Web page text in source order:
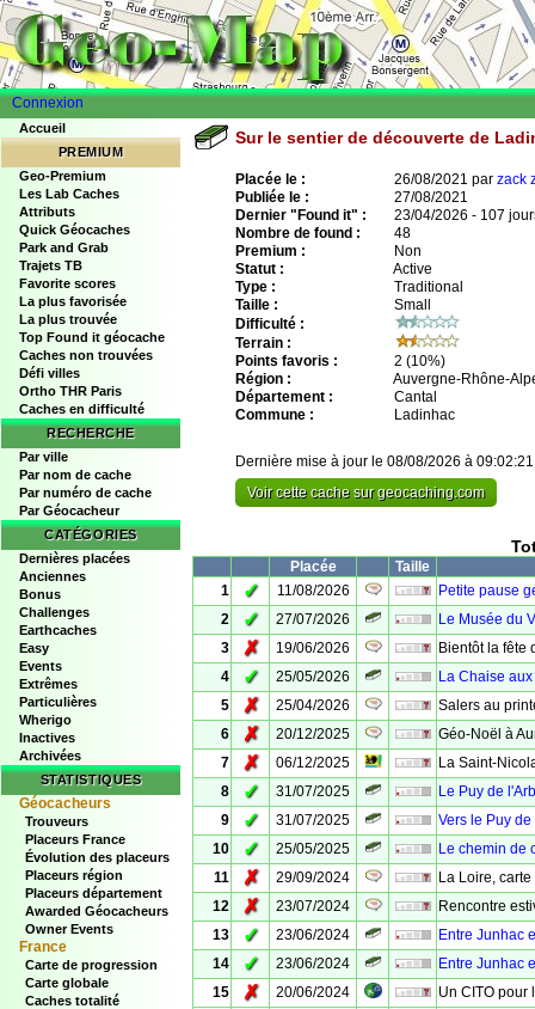
Connexion
Accueil
PREMIUM
Geo-Premium
Les Lab Caches
Attributs
Quick Géocaches
Park and Grab
Trajets TB
Favorite scores
La plus favorisée
La plus trouvée
Top Found it géocache
Caches non trouvées
Défi villes
Ortho THR Paris
Caches en difficulté
RECHERCHE
Par ville
Par nom de cache
Par numéro de cache
Par Géocacheur
CATÉGORIES
Dernières placées
Anciennes
Bonus
Challenges
Earthcaches
Easy
Events
Extrêmes
Particulières
Wherigo
Inactives
Archivées
STATISTIQUES
Géocacheurs
Trouveurs
Placeurs France
Évolution des placeurs
Placeurs région
Placeurs département
Awarded Géocacheurs
Owner Events
France
Carte de progression
Carte globale
Caches totalité
Sur le sentier de découverte de
Placée le : 26/08/2021 par zack
Publiée le :
27/08/2021
Dernier "Found it" :
23/04/2026 - 107
Nombre de found :
48
Premium :
Non
Statut :
Active
Type :
Traditional
Taille :
Small
Difficulté :
Terrain :
Points favoris :
2 (10%)
Région :
Auvergne-Rhône-
Département :
Cantal
Commune :
Ladinhac
Dernière mise à jour le 08/08/2026 à 09:02:21
Voir cette cache sur geocaching.com
Placée
Taille
1
✓ 11/08/2026
Petite pause
2
✓ 27/07/2026
Le Musée du
3
✗ 19/06/2026
Bientôt la fête
4
✓ 25/05/2026
La Chaise
5
✗ 25/04/2026
Salers au
6
✗ 20/12/2025
Géo-Noël à
7
✗ 06/12/2025
La Saint-
8
✓ 31/07/2025
Le Puy de
9
✓ 31/07/2025
Vers le Puy
10
✓ 25/05/2025
Le chemin de
11
✗ 29/09/2024
La Loire,
12
✗ 23/07/2024
Rencontre
13
✓ 23/06/2024
Entre Junhac
14
✓ 23/06/2024
Entre Junhac
15
✗ 20/06/2024
Un CITO pour